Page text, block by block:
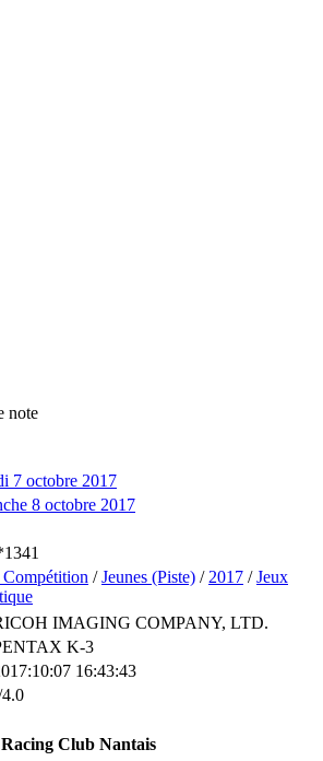
note
7 octobre 2017
8 octobre 2017
/Jeunes (Piste) / 2017 /Jeux
IMAGING COMPANY, LTD.
K-3
16:43:43
Racing Club Nantais